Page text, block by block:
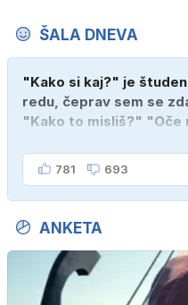
ŠALA DNEVA
"Kako si kaj?" je
redu, čeprav sem se
"Kako to misliš?" "Oče
781 693
ANKETA